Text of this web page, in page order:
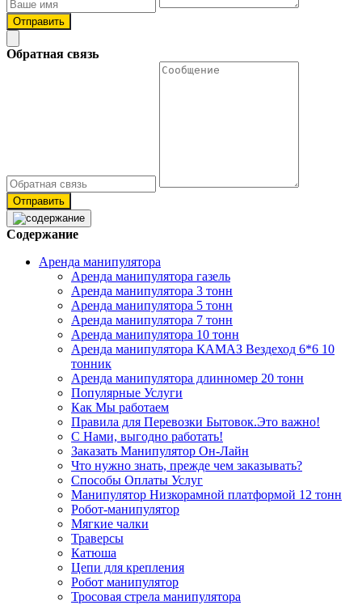
Отправить
Обратная связь
Отправить
Содержание
Аренда манипулятора
Аренда манипулятора газель
Аренда манипулятора 3 тонн
Аренда манипулятора 5 тонн
Аренда манипулятора 7 тонн
Аренда манипулятора 10 тонн
Аренда манипулятора КАМАЗ Вездеход 6*6 10
тонник
Аренда манипулятора длинномер 20 тонн
Популярные Услуги
Как Мы работаем
Правила для Перевозки Бытовок.Это важно!
С Нами, выгодно работать!
Заказать Манипулятор Он-Лайн
Что нужно знать, прежде чем заказывать?
Способы Оплаты Услуг
Манипулятор Низкорамной платформой 12 тонн
Робот-манипулятор
Мягкие чалки
Траверсы
Катюша
Цепи для крепления
Робот манипулятор
Тросовая стрела манипулятора